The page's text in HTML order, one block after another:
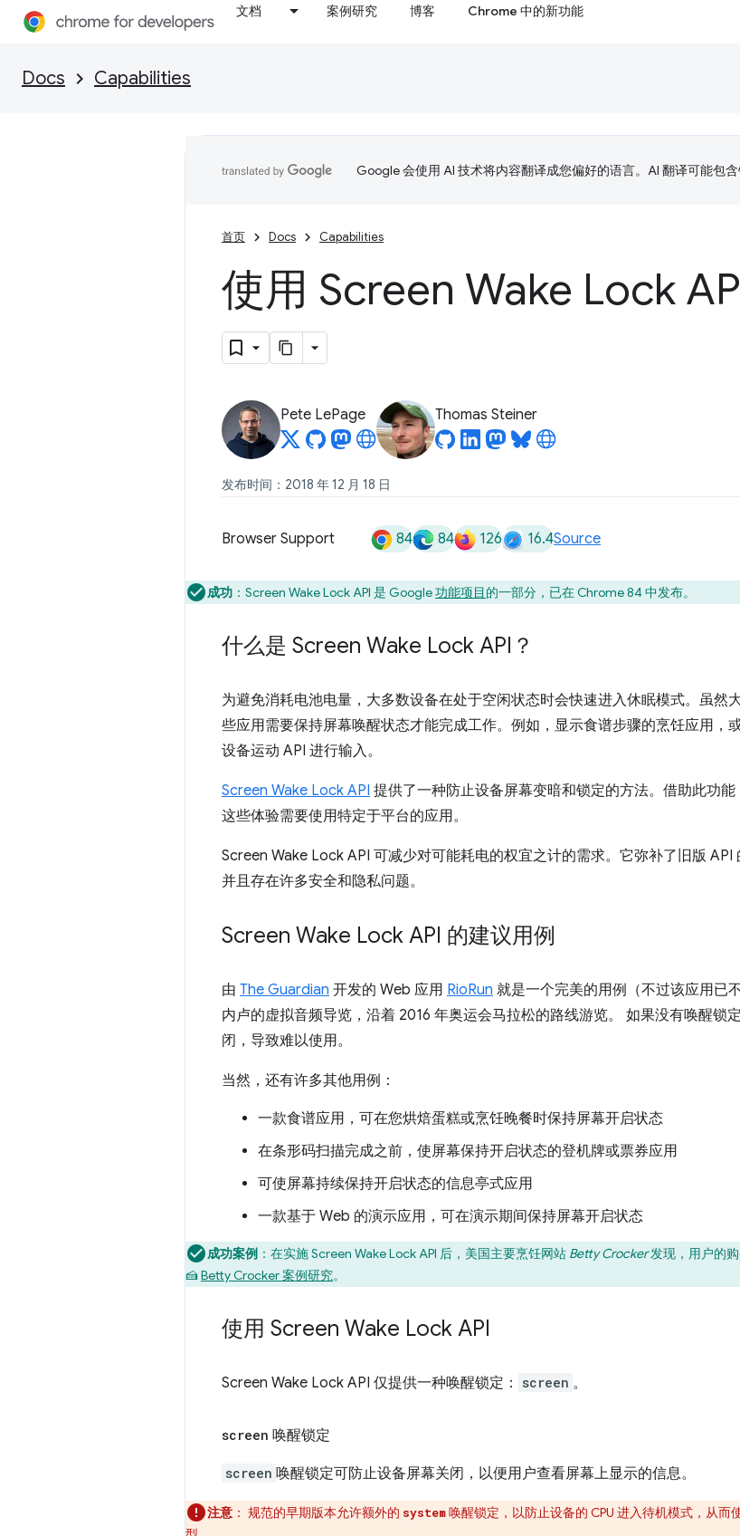
文档 案例研究 博客 Chrome 中的新功能
Docs Capabilities
Google 会使用 AI 技术将内容翻译成您偏好的语言。AI 翻译可能包含
首页 Docs Capabilities
使用 Screen Wake Lock
Pete LePage Thomas Steiner
发布时间：2018 年 12 月 18 日
Browser Support 84 84 126 16.4Source
成功 ：Screen Wake Lock API 是 Google功能项目的一部分，已在 Chrome 84 中发布。
什么是 Screen Wake Lock API？
为避免消耗电池电量，大多数设备在处于空闲状态时会快速进入休眠模式。虽然
些应用需要保持屏幕唤醒状态才能完成工作。例如，显示食谱步骤的烹饪应用，
设备运动 API 进行输入。
Screen Wake Lock API 提供了一种防止设备屏幕变暗和锁定的方法。借助此功
这些体验需要使用特定于平台的应用。
Screen Wake Lock API 可减少对可能耗电的权宜之计的需求。它弥补了旧版 API
并且存在许多安全和隐私问题。
Screen Wake Lock API 的建议用例
由 The Guardian 开发的 Web 应用 RioRun 就是一个完美的用例（不过该应用已
内卢的虚拟音频导览，沿着 2016 年奥运会马拉松的路线游览。 如果没有唤醒锁
闭，导致难以使用。
当然，还有许多其他用例：
一款食谱应用，可在您烘焙蛋糕或烹饪晚餐时保持屏幕开启状态
在条形码扫描完成之前，使屏幕保持开启状态的登机牌或票券应用
可使屏幕持续保持开启状态的信息亭式应用
一款基于 Web 的演示应用，可在演示期间保持屏幕开启状态
成功案例 ：在实施 Screen Wake Lock API 后，美国主要烹饪网站 Betty Crocker发现，用户的
🍰Betty Crocker 案例研究。
使用 Screen Wake Lock API
Screen Wake Lock API 仅提供一种唤醒锁定： screen 。
screen 唤醒锁定
screen 唤醒锁定可防止设备屏幕关闭，以便用户查看屏幕上显示的信息。
注意 ： 规范的早期版本允许额外的 system唤醒锁定，以防止设备的 CPU 进入待机模式，从